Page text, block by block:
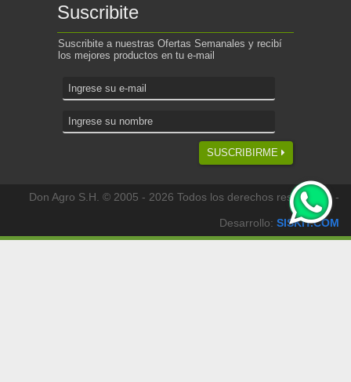
Suscribite
Suscribite a nuestras Ofertas Semanales y recibí
los mejores productos en tu e-mail
SUSCRIBIRME
Don Agro S.H. © 2005 - 2026 Todos los derechos reservados -
Desarrollo: SISKIT.COM